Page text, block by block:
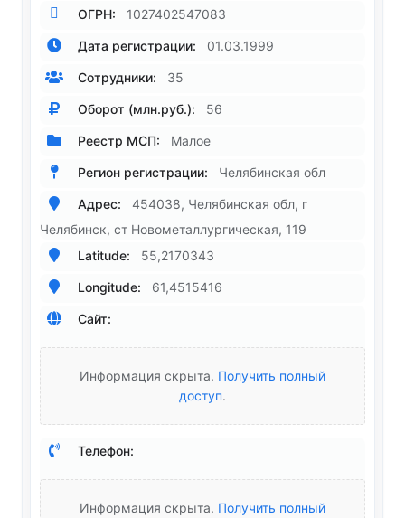
ОГРН: 1027402547083
Дата регистрации: 01.03.1999
Сотрудники: 35
Оборот (млн.руб.): 56
Реестр МСП: Малое
Регион регистрации: Челябинская обл
Адрес:
454038, Челябинская обл, г
Челябинск, ст Новометаллургическая, 119
Latitude:
55,2170343
Longitude: 61,4515416
Сайт:
Информация скрыта. Получить полный
доступ.
Телефон:
Информация скрыта. Получить полный